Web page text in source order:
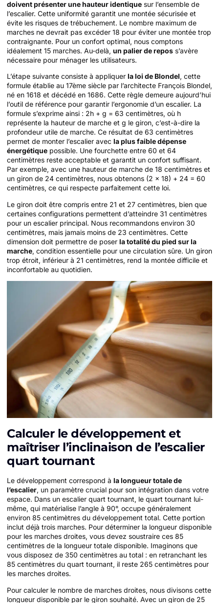
doivent présenter une hauteur identique sur l’ensemble de
l’escalier. Cette uniformité garantit une montée sécurisée et
évite les risques de trébuchement. Le nombre maximum de
marches ne devrait pas excéder 18 pour éviter une montée trop
contraignante. Pour un confort optimal, nous comptons
idéalement 15 marches. Au-delà, un palier de repos s’avère
nécessaire pour ménager les utilisateurs.
L’étape suivante consiste à appliquer la loi de Blondel, cette
formule établie au 17ème siècle par l’architecte François Blondel,
né en 1618 et décédé en 1686. Cette règle demeure aujourd’hui
l’outil de référence pour garantir l’ergonomie d’un escalier. La
formule s’exprime ainsi : 2h + g = 63 centimètres, où h
représente la hauteur de marche et g le giron, c’est-à-dire la
profondeur utile de marche. Ce résultat de 63 centimètres
permet de monter l’escalier avec la plus faible dépense
énergétique possible. Une fourchette entre 60 et 64
centimètres reste acceptable et garantit un confort suffisant.
Par exemple, avec une hauteur de marche de 18 centimètres et
un giron de 24 centimètres, nous obtenons (2 x 18) + 24 = 60
centimètres, ce qui respecte parfaitement cette loi.
Le giron doit être compris entre 21 et 27 centimètres, bien que
certaines configurations permettent d’atteindre 31 centimètres
pour un escalier principal. Nous recommandons environ 30
centimètres, mais jamais moins de 23 centimètres. Cette
dimension doit permettre de poser la totalité du pied sur la
marche, condition essentielle pour une circulation sûre. Un giron
trop étroit, inférieur à 21 centimètres, rend la montée difficile et
inconfortable au quotidien.
Calculer le développement et
maîtriser l’inclinaison de l’escalier
quart tournant
Le développement correspond à la longueur totale de
l’escalier, un paramètre crucial pour son intégration dans votre
espace. Dans un escalier quart tournant, le quart tournant lui-
même, qui matérialise l’angle à 90°, occupe généralement
environ 85 centimètres du développement total. Cette portion
inclut déjà trois marches. Pour déterminer la longueur disponible
pour les marches droites, vous devez soustraire ces 85
centimètres de la longueur totale disponible. Imaginons que
vous disposez de 350 centimètres au total : en retranchant les
85 centimètres du quart tournant, il reste 265 centimètres pour
les marches droites.
Pour calculer le nombre de marches droites, nous divisons cette
longueur disponible par le giron souhaité. Avec un giron de 25